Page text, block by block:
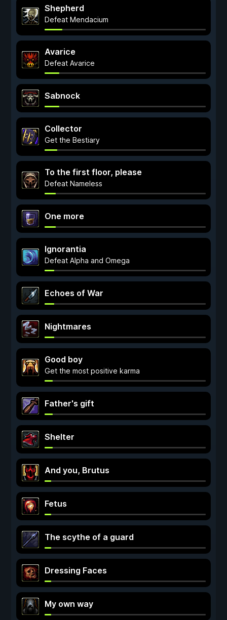
Shepherd
Defeat Mendacium
Avarice
Defeat Avarice
Sabnock
Collector
Get the Bestiary
To the first floor, please
Defeat Nameless
One more
Ignorantia
Defeat Alpha and Omega
Echoes of War
Nightmares
Good boy
Get the most positive karma
Father's gift
Shelter
And you, Brutus
Fetus
The scythe of a guard
Dressing Faces
My own way